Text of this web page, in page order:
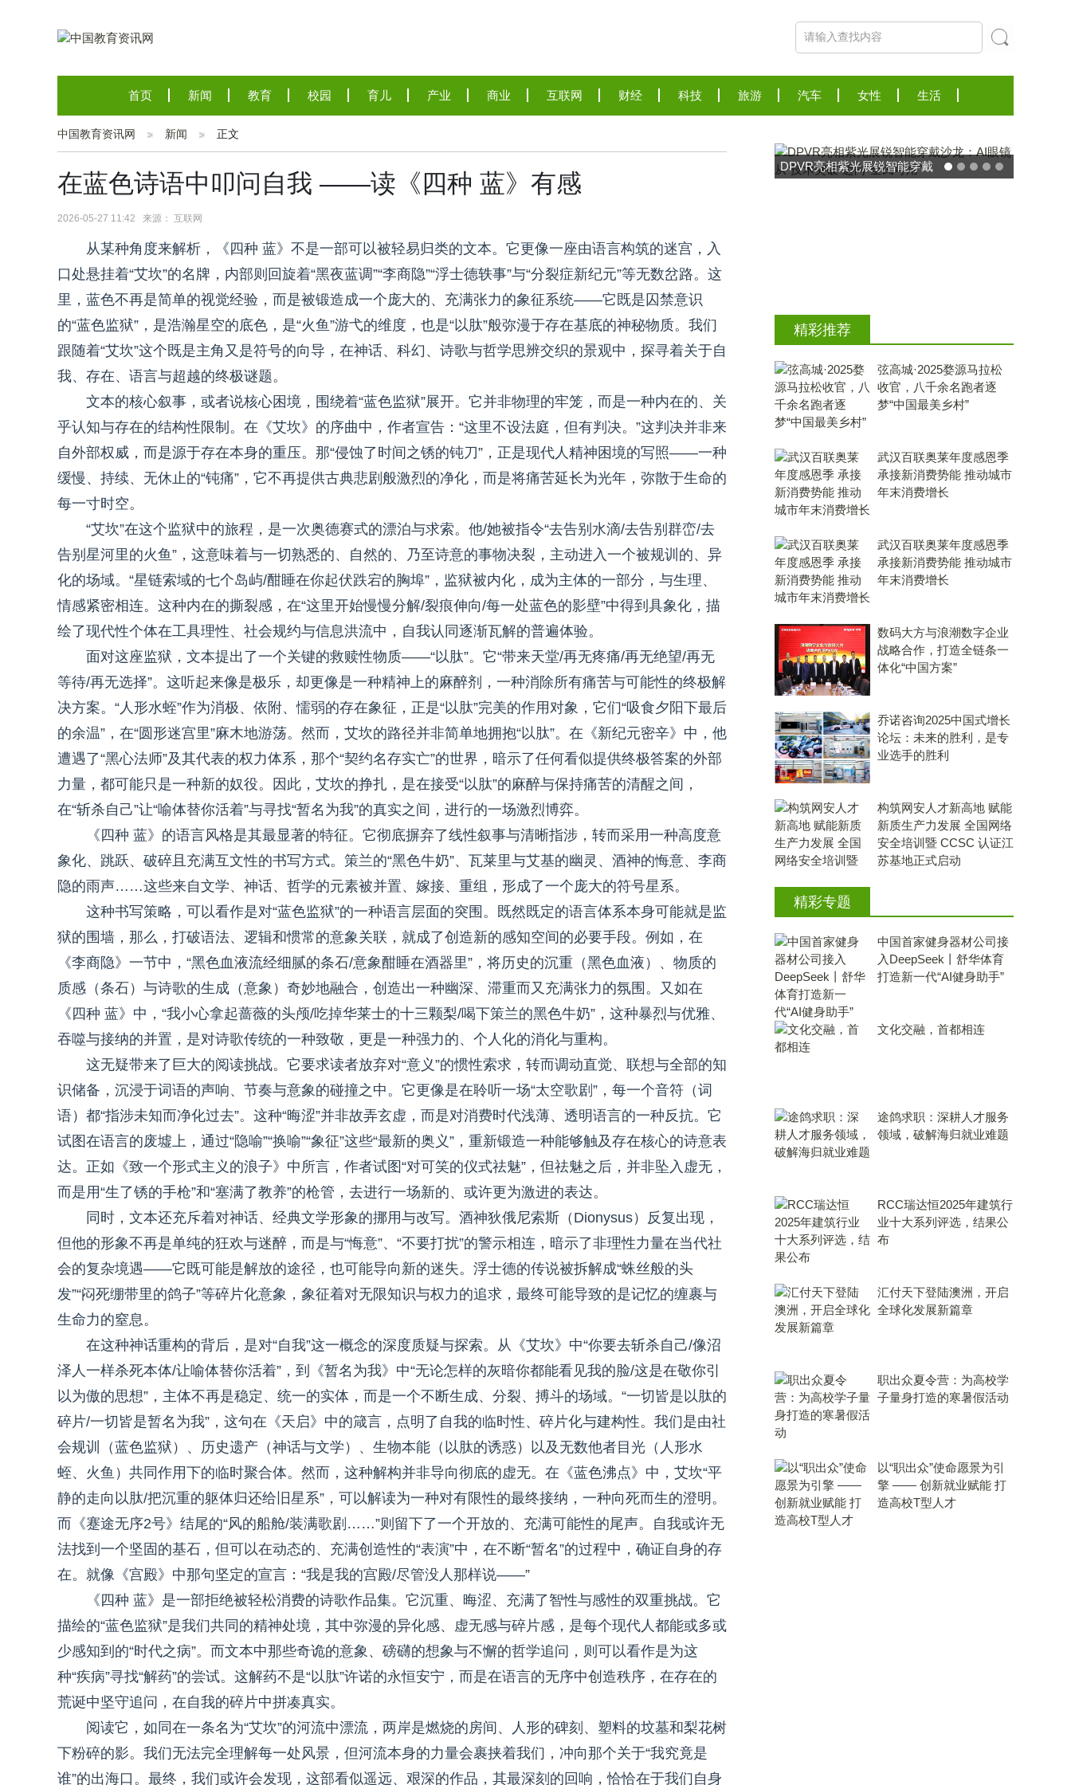
首页 新闻 教育 校园 育儿 产业 商业 互联网 财经 科技 旅游 汽车 女性 生活
中国教育资讯网 新闻 正文
在蓝色诗语中叩问自我 ——读《四种 蓝》有感
2026-05-27 11:42 来源： 互联网
从某种角度来解析，《四种 蓝》不是一部可以被轻易归类的文本。它更像一座由语言构筑的迷宫，入
口处悬挂着“艾坎”的名牌，内部则回旋着“黑夜蓝调”“李商隐”“浮士德轶事”与“分裂症新纪元”等无数岔路。这
里，蓝色不再是简单的视觉经验，而是被锻造成一个庞大的、充满张力的象征系统——它既是囚禁意识
的“蓝色监狱”，是浩瀚星空的底色，是“火鱼”游弋的维度，也是“以肽”般弥漫于存在基底的神秘物质。我们
跟随着“艾坎”这个既是主角又是符号的向导，在神话、科幻、诗歌与哲学思辨交织的景观中，探寻着关于自
我、存在、语言与超越的终极谜题。
文本的核心叙事，或者说核心困境，围绕着“蓝色监狱”展开。它并非物理的牢笼，而是一种内在的、关
乎认知与存在的结构性限制。在《艾坎》的序曲中，作者宣告：“这里不设法庭，但有判决。”这判决并非来
自外部权威，而是源于存在本身的重压。那“侵蚀了时间之锈的钝刀”，正是现代人精神困境的写照——一种
缓慢、持续、无休止的“钝痛”，它不再提供古典悲剧般激烈的净化，而是将痛苦延长为光年，弥散于生命的
每一寸时空。
“艾坎”在这个监狱中的旅程，是一次奥德赛式的漂泊与求索。他/她被指令“去告别水滴/去告别群峦/去
告别星河里的火鱼”，这意味着与一切熟悉的、自然的、乃至诗意的事物决裂，主动进入一个被规训的、异
化的场域。“星链索域的七个岛屿/酣睡在你起伏跌宕的胸埠”，监狱被内化，成为主体的一部分，与生理、
情感紧密相连。这种内在的撕裂感，在“这里开始慢慢分解/裂痕伸向/每一处蓝色的影壁”中得到具象化，描
绘了现代性个体在工具理性、社会规约与信息洪流中，自我认同逐渐瓦解的普遍体验。
面对这座监狱，文本提出了一个关键的救赎性物质——“以肽”。它“带来天堂/再无疼痛/再无绝望/再无
等待/再无选择”。这听起来像是极乐，却更像是一种精神上的麻醉剂，一种消除所有痛苦与可能性的终极解
决方案。“人形水蛭”作为消极、依附、懦弱的存在象征，正是“以肽”完美的作用对象，它们“吸食夕阳下最后
的余温”，在“圆形迷宫里”麻木地游荡。然而，艾坎的路径并非简单地拥抱“以肽”。在《新纪元密辛》中，他
遭遇了“黑心法师”及其代表的权力体系，那个“契约名存实亡”的世界，暗示了任何看似提供终极答案的外部
力量，都可能只是一种新的奴役。因此，艾坎的挣扎，是在接受“以肽”的麻醉与保持痛苦的清醒之间，
在“斩杀自己”让“喻体替你活着”与寻找“暂名为我”的真实之间，进行的一场激烈博弈。
《四种 蓝》的语言风格是其最显著的特征。它彻底摒弃了线性叙事与清晰指涉，转而采用一种高度意
象化、跳跃、破碎且充满互文性的书写方式。策兰的“黑色牛奶”、瓦莱里与艾基的幽灵、酒神的悔意、李商
隐的雨声……这些来自文学、神话、哲学的元素被并置、嫁接、重组，形成了一个庞大的符号星系。
这种书写策略，可以看作是对“蓝色监狱”的一种语言层面的突围。既然既定的语言体系本身可能就是监
狱的围墙，那么，打破语法、逻辑和惯常的意象关联，就成了创造新的感知空间的必要手段。例如，在
《李商隐》一节中，“黑色血液流经细腻的条石/意象酣睡在酒器里”，将历史的沉重（黑色血液）、物质的
质感（条石）与诗歌的生成（意象）奇妙地融合，创造出一种幽深、滞重而又充满张力的氛围。又如在
《四种 蓝》中，“我小心拿起蔷薇的头颅/吃掉华莱士的十三颗梨/喝下策兰的黑色牛奶”，这种暴烈与优雅、
吞噬与接纳的并置，是对诗歌传统的一种致敬，更是一种强力的、个人化的消化与重构。
这无疑带来了巨大的阅读挑战。它要求读者放弃对“意义”的惯性索求，转而调动直觉、联想与全部的知
识储备，沉浸于词语的声响、节奏与意象的碰撞之中。它更像是在聆听一场“太空歌剧”，每一个音符（词
语）都“指涉未知而净化过去”。这种“晦涩”并非故弄玄虚，而是对消费时代浅薄、透明语言的一种反抗。它
试图在语言的废墟上，通过“隐喻”“换喻”“象征”这些“最新的奥义”，重新锻造一种能够触及存在核心的诗意表
达。正如《致一个形式主义的浪子》中所言，作者试图“对可笑的仪式祛魅”，但祛魅之后，并非坠入虚无，
而是用“生了锈的手枪”和“塞满了教养”的枪管，去进行一场新的、或许更为激进的表达。
同时，文本还充斥着对神话、经典文学形象的挪用与改写。酒神狄俄尼索斯（Dionysus）反复出现，
但他的形象不再是单纯的狂欢与迷醉，而是与“悔意”、“不要打扰”的警示相连，暗示了非理性力量在当代社
会的复杂境遇——它既可能是解放的途径，也可能导向新的迷失。浮士德的传说被拆解成“蛛丝般的头
发”“闷死绷带里的鸽子”等碎片化意象，象征着对无限知识与权力的追求，最终可能导致的是记忆的缠裹与
生命力的窒息。
在这种神话重构的背后，是对“自我”这一概念的深度质疑与探索。从《艾坎》中“你要去斩杀自己/像沼
泽人一样杀死本体/让喻体替你活着”，到《暂名为我》中“无论怎样的灰暗你都能看见我的脸/这是在敬你引
以为傲的思想”，主体不再是稳定、统一的实体，而是一个不断生成、分裂、搏斗的场域。“一切皆是以肽的
碎片/一切皆是暂名为我”，这句在《天启》中的箴言，点明了自我的临时性、碎片化与建构性。我们是由社
会规训（蓝色监狱）、历史遗产（神话与文学）、生物本能（以肽的诱惑）以及无数他者目光（人形水
蛭、火鱼）共同作用下的临时聚合体。然而，这种解构并非导向彻底的虚无。在《蓝色沸点》中，艾坎“平
静的走向以肽/把沉重的躯体归还给旧星系”，可以解读为一种对有限性的最终接纳，一种向死而生的澄明。
而《蹇途无序2号》结尾的“风的船舱/装满歌剧……”则留下了一个开放的、充满可能性的尾声。自我或许无
法找到一个坚固的基石，但可以在动态的、充满创造性的“表演”中，在不断“暂名”的过程中，确证自身的存
在。就像《宫殿》中那句坚定的宣言：“我是我的宫殿/尽管没人那样说——”
《四种 蓝》是一部拒绝被轻松消费的诗歌作品集。它沉重、晦涩、充满了智性与感性的双重挑战。它
描绘的“蓝色监狱”是我们共同的精神处境，其中弥漫的异化感、虚无感与碎片感，是每个现代人都能或多或
少感知到的“时代之病”。而文本中那些奇诡的意象、磅礴的想象与不懈的哲学追问，则可以看作是为这
种“疾病”寻找“解药”的尝试。这解药不是“以肽”许诺的永恒安宁，而是在语言的无序中创造秩序，在存在的
荒诞中坚守追问，在自我的碎片中拼凑真实。
阅读它，如同在一条名为“艾坎”的河流中漂流，两岸是燃烧的房间、人形的碑刻、塑料的坟墓和梨花树
下粉碎的影。我们无法完全理解每一处风景，但河流本身的力量会裹挟着我们，冲向那个关于“我究竟是
谁”的出海口。最终，我们或许会发现，这部看似遥远、艰深的作品，其最深刻的回响，恰恰在于我们自身
DPVR亮相紫光展锐智能穿戴
精彩推荐
弦高城·2025婺源马拉松
收官，八千余名跑者逐
梦“中国最美乡村”
武汉百联奥莱年度感恩季
承接新消费势能 推动城市
年末消费增长
武汉百联奥莱年度感恩季
承接新消费势能 推动城市
年末消费增长
数码大方与浪潮数字企业
战略合作，打造全链条一
体化“中国方案”
乔诺咨询2025中国式增长
论坛：未来的胜利，是专
业选手的胜利
构筑网安人才新高地 赋能
新质生产力发展 全国网络
安全培训暨 CCSC 认证江
苏基地正式启动
精彩专题
中国首家健身器材公司接
入DeepSeek丨舒华体育
打造新一代“AI健身助手”
文化交融，首都相连
途鸽求职：深耕人才服务
领域，破解海归就业难题
RCC瑞达恒2025年建筑行
业十大系列评选，结果公
布
汇付天下登陆澳洲，开启
全球化发展新篇章
职出众夏令营：为高校学
子量身打造的寒暑假活动
以“职出众”使命愿景为引
擎 —— 创新就业赋能 打
造高校T型人才